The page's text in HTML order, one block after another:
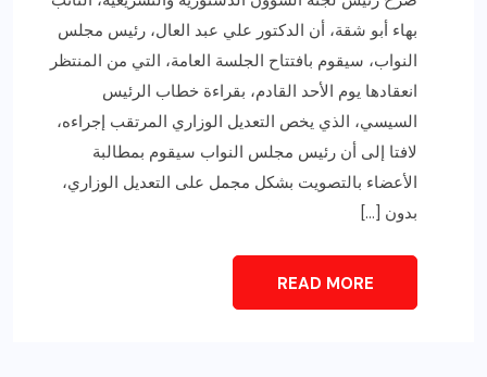
بهاء أبو شقة، أن الدكتور علي عبد العال، رئيس مجلس
النواب، سيقوم بافتتاح الجلسة العامة، التي من المنتظر
انعقادها يوم الأحد القادم، بقراءة خطاب الرئيس
السيسي، الذي يخص التعديل الوزاري المرتقب إجراءه،
لافتا إلى أن رئيس مجلس النواب سيقوم بمطالبة
الأعضاء بالتصويت بشكل مجمل على التعديل الوزاري،
بدون […]
READ MORE